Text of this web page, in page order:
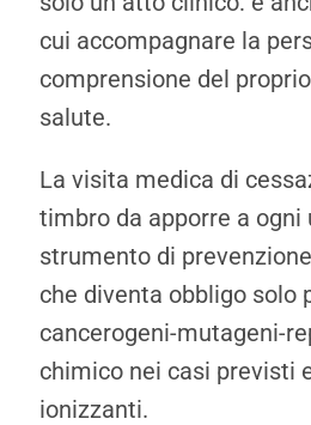
cui accompagnare la
comprensione del
salute.
La visita medica di
timbro da apporre a ogni
strumento di
che diventa obbligo solo
cancerogeni-mutageni-
chimico nei casi previsti
ionizzanti.